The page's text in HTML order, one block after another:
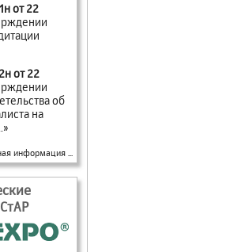
от 22
от 22
об
на
информация ...